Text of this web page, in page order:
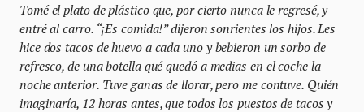
Tomé el plato de plástico que, por cierto nunca le regresé, y
entré al carro. “¡Es comida!” dijeron sonrientes los hijos. Les
hice dos tacos de huevo a cada uno y bebieron un sorbo de
refresco, de una botella qué quedó a medias en el coche la
noche anterior. Tuve ganas de llorar, pero me contuve. Quién
imaginaría, 12 horas antes, que todos los puestos de tacos y